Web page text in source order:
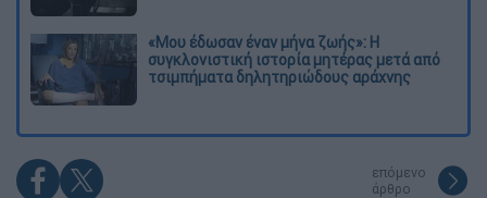
«Μου έδωσαν έναν μήνα ζωής»: Η
συγκλονιστική ιστορία μητέρας μετά από
τσιμπήματα δηλητηριώδους αράχνης
επόμενο
άρθρο